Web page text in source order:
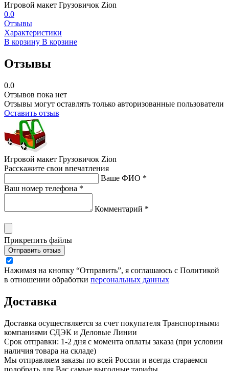
Игровой макет Грузовичок Zion
0.0
Отзывы
Характеристики
В корзину В корзине
Отзывы
0.0
Отзывов пока нет
Отзывы могут оставлять только авторизованные пользователи
Оставить отзыв
Игровой макет Грузовичок Zion
Расскажите свои впечатления
Ваше ФИО *
Ваш номер телефона *
Комментарий *
Прикрепить файлы
Отправить отзыв
Нажимая на кнопку “Отправить”, я соглашаюсь с Политикой
в отношении обработки персональных данных
Доставка
Доставка осуществляется за счет покупателя Транспортными
компаниями СДЭК и Деловые Линии
Срок отправки: 1-2 дня с момента оплаты заказа (при условии
наличия товара на складе)
Мы отправляем заказы по всей России и всегда стараемся
подобрать для Вас самые выгодные тарифы